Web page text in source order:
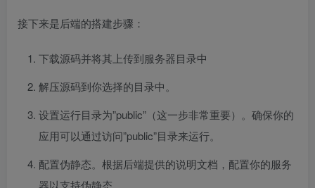
接下来是后端的搭建步骤：
下载源码并将其上传到服务器目录中
解压源码到你选择的目录中。
设置运行目录为”public”（这一步非常重要）。确保你的
应用可以通过访问”public”目录来运行。
配置伪静态。根据后端提供的说明文档，配置你的服务
器以支持伪静态。